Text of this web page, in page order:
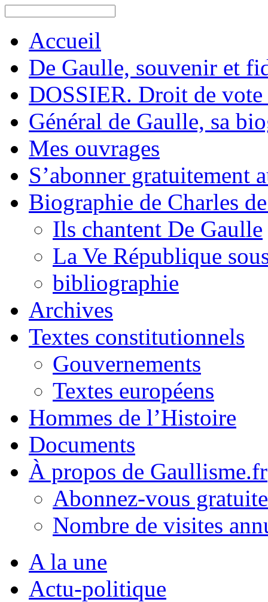
Accueil
De Gaulle, souvenir et
DOSSIER. Droit de vote
Général de Gaulle, sa
Mes ouvrages
S’abonner gratuitement
Biographie de Charles
Ils chantent De Gaulle
La Ve République
bibliographie
Archives
Textes constitutionnels
Gouvernements
Textes européens
Hommes de l’Histoire
Documents
À propos de Gaullisme.fr
Abonnez-vous
Nombre de visites
A la une
Actu-politique